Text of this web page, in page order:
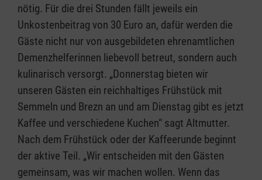
nötig. Für die drei Stunden fällt jeweils ein
Unkostenbeitrag von 30 Euro an, dafür werden die
Gäste nicht nur von ausgebildeten ehrenamtlichen
Demenzhelferinnen liebevoll betreut, sondern auch
kulinarisch versorgt. „Donnerstag bieten wir
unseren Gästen ein reichhaltiges Frühstück mit
Semmeln und Brezn an und am Dienstag gibt es jetzt
Kaffee und verschiedene Kuchen“ sagt Altmutter.
Nach dem Frühstück oder der Kaffeerunde beginnt
der aktive Teil. „Wir entscheiden mit den Gästen
gemeinsam, was wir machen wollen. Wenn das